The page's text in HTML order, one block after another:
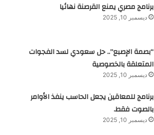
برنامج مصري يمنع القرصنة نهائيا
ديسمبر 10, 2025
“بصمة الإصبع”.. حل سعودي لسد الفجوات
المتعلقة بالخصوصية
ديسمبر 10, 2025
برنامج للمعاقين يجعل الحاسب ينفذ الأوامر
بالصوت فقط.
ديسمبر 10, 2025